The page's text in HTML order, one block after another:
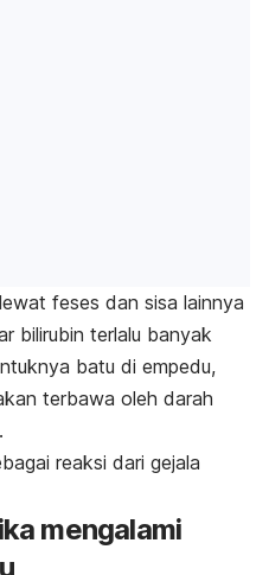
feses dan sisa lainnya
bilirubin terlalu banyak
batu di empedu,
terbawa oleh darah
reaksi dari gejala
mengalami